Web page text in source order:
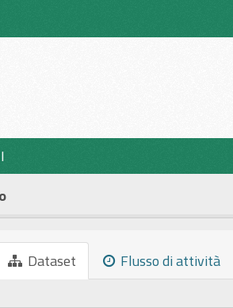
Dataset Flusso di attività